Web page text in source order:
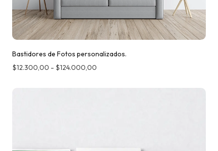
Bastidores de Fotos personalizados.
$12.300,00 - $124.000,00